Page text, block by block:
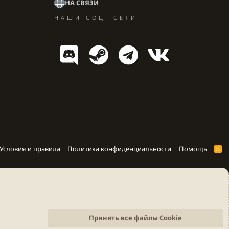
НА СВЯЗИ
НАШИ СОЦ. СЕТИ
Условия и правила Политика конфиденциальности Помощь
R
Принять все файлы Cookie